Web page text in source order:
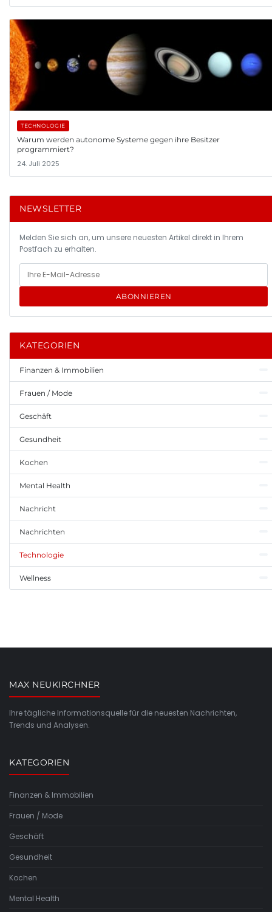
TECHNOLOGIE
Warum werden autonome Systeme gegen ihre Besitzer
programmiert?
24. Juli 2025
NEWSLETTER
Melden Sie sich an, um unsere neuesten Artikel direkt in Ihrem
Postfach zu erhalten.
ABONNIEREN
KATEGORIEN
Finanzen & Immobilien
Frauen / Mode
Geschäft
Gesundheit
Kochen
Mental Health
Nachricht
Nachrichten
Technologie
Wellness
MAX NEUKIRCHNER
Ihre tägliche Informationsquelle für die neuesten Nachrichten,
Trends und Analysen.
KATEGORIEN
Finanzen & Immobilien
Frauen / Mode
Geschäft
Gesundheit
Kochen
Mental Health